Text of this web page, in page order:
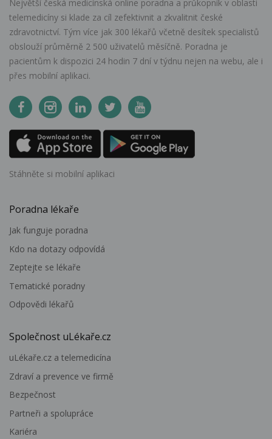
Největší česká medicínská online poradna a průkopník v oblasti
telemedicíny si klade za cíl zefektivnit a zkvalitnit české
zdravotnictví. Tým více jak 300 lékařů včetně desítek specialistů
obslouží průměrně 2 500 uživatelů měsíčně. Poradna je
pacientům k dispozici 24 hodin 7 dní v týdnu nejen na webu, ale i
přes mobilní aplikaci.
Stáhněte si mobilní aplikaci
Poradna lékaře
Jak funguje poradna
Kdo na dotazy odpovídá
Zeptejte se lékaře
Tematické poradny
Odpovědi lékařů
Společnost uLékaře.cz
uLékaře.cz a telemedicína
Zdraví a prevence ve firmě
Bezpečnost
Partneři a spolupráce
Kariéra